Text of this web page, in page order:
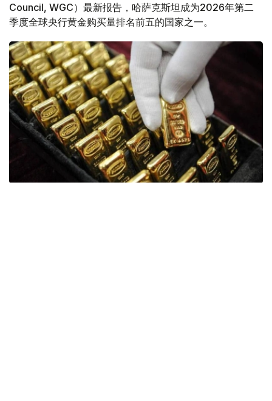
Council, WGC）最新报告，哈萨克斯坦成为2026年第二
季度全球央行黄金购买量排名前五的国家之一。